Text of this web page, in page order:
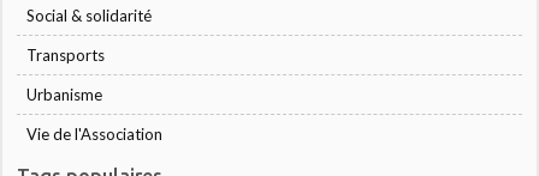
Social & solidarité
Transports
Urbanisme
Vie de l'Association